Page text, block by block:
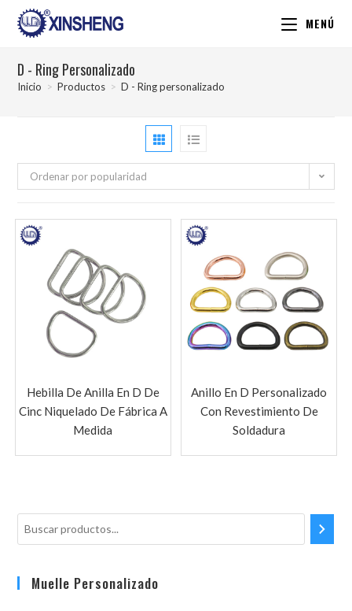
MENÚ
D - Ring Personalizado
Inicio > Productos > D - Ring personalizado
Ordenar por popularidad
Hebilla De Anilla En D De
Cinc Niquelado De Fábrica A
Medida
Anillo En D Personalizado
Con Revestimiento De
Soldadura
Muelle Personalizado